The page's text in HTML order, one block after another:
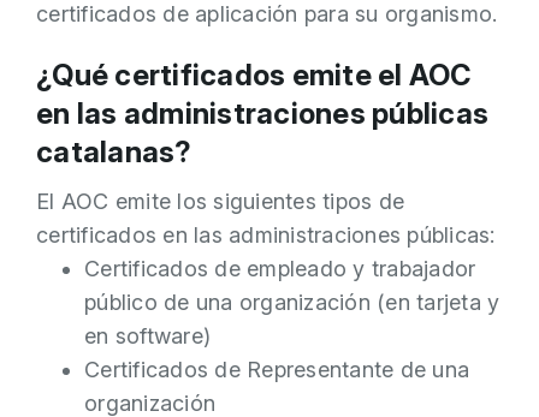
certificados de aplicación para su organismo.
¿Qué certificados emite el AOC
en las administraciones públicas
catalanas?
El AOC emite los siguientes tipos de
certificados en las administraciones públicas:
Certificados de empleado y trabajador
público de una organización (en tarjeta y
en software)
Certificados de Representante de una
organización